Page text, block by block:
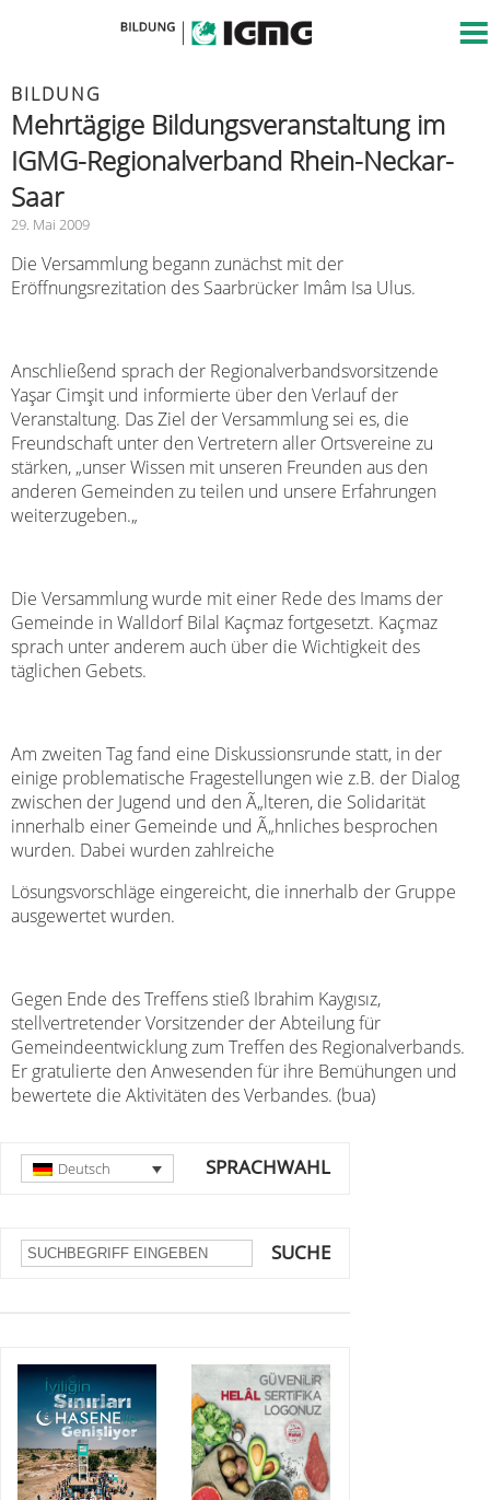
BILDUNG
Mehrtägige Bildungsveranstaltung im
IGMG-Regionalverband Rhein-Neckar-
Saar
29. Mai 2009
Die Versammlung begann zunächst mit der
Eröffnungsrezitation des Saarbrücker Imâm Isa Ulus.
Anschließend sprach der Regionalverbandsvorsitzende
Yaşar Cimşit und informierte über den Verlauf der
Veranstaltung. Das Ziel der Versammlung sei es, die
Freundschaft unter den Vertretern aller Ortsvereine zu
stärken, „unser Wissen mit unseren Freunden aus den
anderen Gemeinden zu teilen und unsere Erfahrungen
weiterzugeben.„
Die Versammlung wurde mit einer Rede des Imams der
Gemeinde in Walldorf Bilal Kaçmaz fortgesetzt. Kaçmaz
sprach unter anderem auch über die Wichtigkeit des
täglichen Gebets.
Am zweiten Tag fand eine Diskussionsrunde statt, in der
einige problematische Fragestellungen wie z.B. der Dialog
zwischen der Jugend und den Ã„lteren, die Solidarität
innerhalb einer Gemeinde und Ã„hnliches besprochen
wurden. Dabei wurden zahlreiche
Lösungsvorschläge eingereicht, die innerhalb der Gruppe
ausgewertet wurden.
Gegen Ende des Treffens stieß Ibrahim Kaygısız,
stellvertretender Vorsitzender der Abteilung für
Gemeindeentwicklung zum Treffen des Regionalverbands.
Er gratulierte den Anwesenden für ihre Bemühungen und
bewertete die Aktivitäten des Verbandes. (bua)
SPRACHWAHL
Deutsch
SUCHE